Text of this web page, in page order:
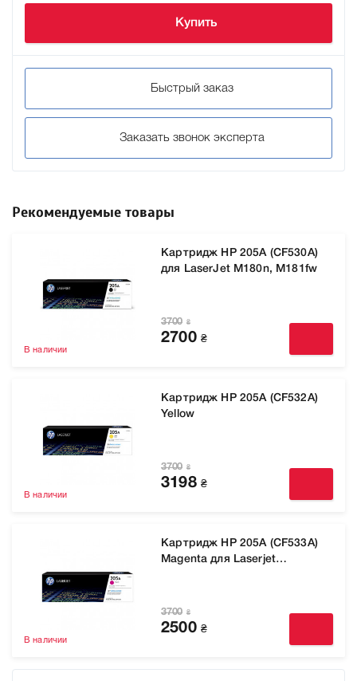
Купить
Быстрый заказ
Заказать звонок эксперта
Рекомендуемые товары
Картридж HP 205A (CF530A)
для LaserJet M180n, M181fw
3700 ₴
2700 ₴
В наличии
Картридж HP 205A (CF532A)
Yellow
3700 ₴
3198 ₴
В наличии
Картридж HP 205A (CF533A)
Magenta для Laserjet
3700 ₴
2500 ₴
В наличии